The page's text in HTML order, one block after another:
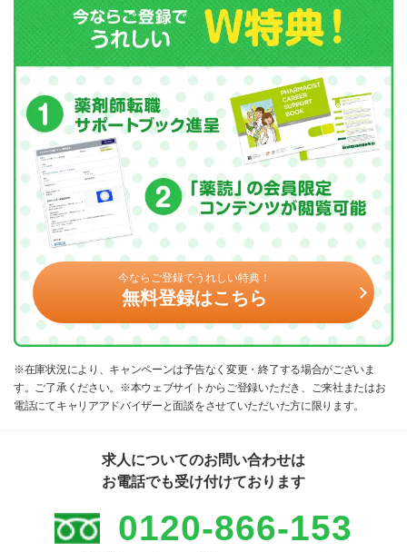
今ならご登録でうれしい特典！
無料登録はこちら
※在庫状況により、キャンペーンは予告なく変更・終了する場合がございま
す。ご了承ください。※本ウェブサイトからご登録いただき、ご来社またはお
電話にてキャリアアドバイザーと面談をさせていただいた方に限ります。
求人についてのお問い合わせは
お電話でも受け付けております
0120-866-153